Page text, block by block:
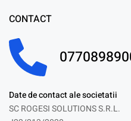
CONTACT
Date de contact ale societatii
SC ROGESI SOLUTIONS S.R.L.